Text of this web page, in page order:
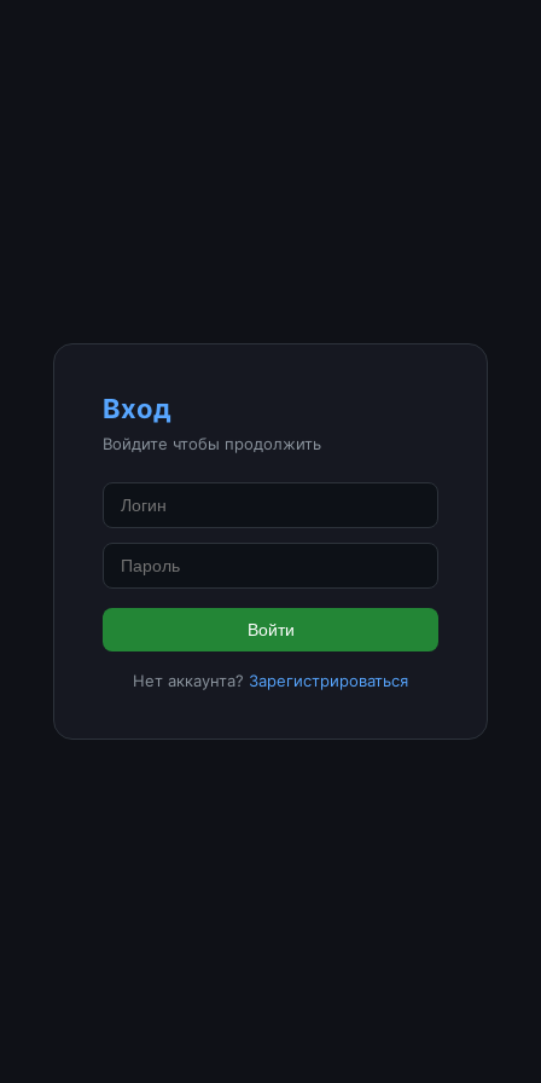
Вход
Войдите чтобы продолжить
Войти
Нет аккаунта? Зарегистрироваться